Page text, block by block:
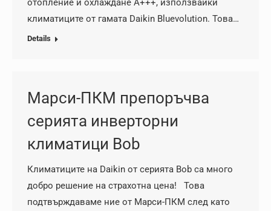
отопление и охлаждане А+++, използвайки
климатиците от гамата Daikin Bluevolution. Това…
Details
Марси-ПКМ препоръчва
серията инверторни
климатици Bob
Климатиците на Daikin от серията Bob са много
добро решение на страхотна цена! Това
подтвърждаваме ние от Марси-ПКМ след като